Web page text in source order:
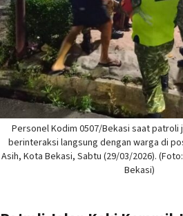
Personel Kodim 0507/Bekasi saat patroli
berinteraksi langsung dengan warga di
Asih, Kota Bekasi, Sabtu (29/03/2026).
Bekasi)